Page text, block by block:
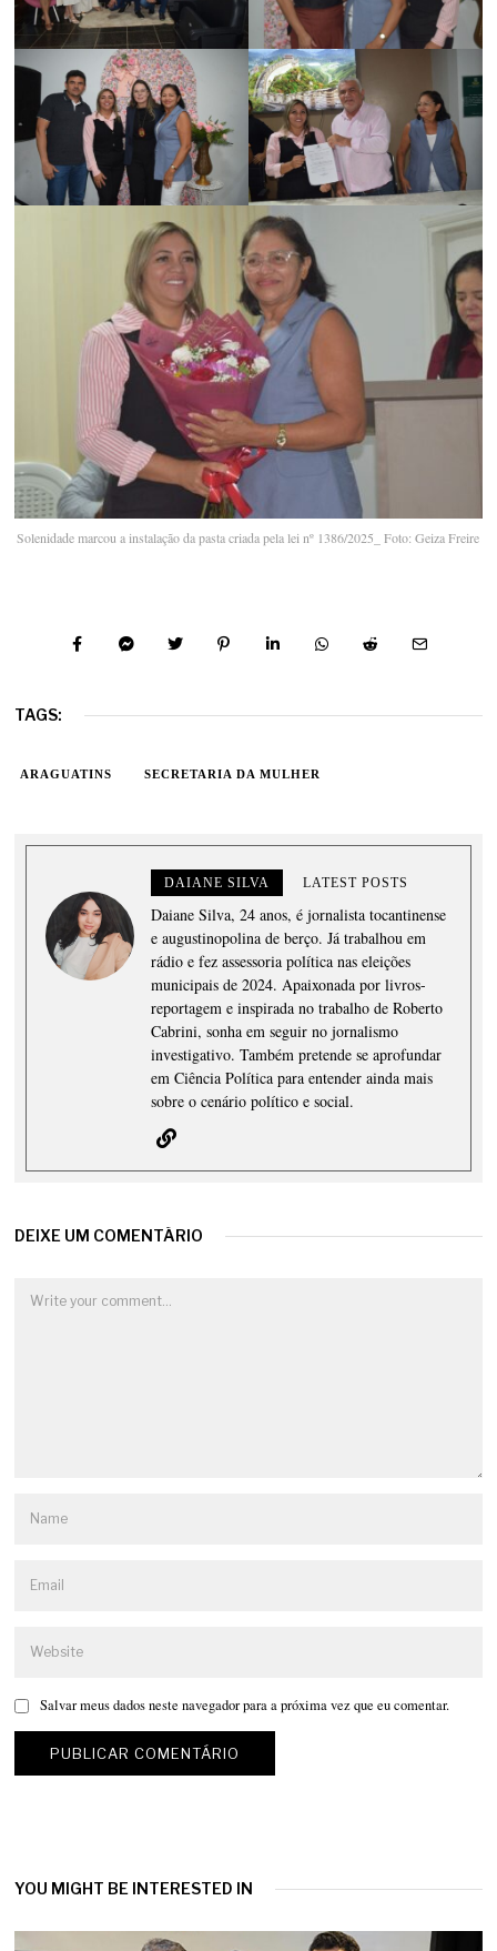
Solenidade marcou a instalação da pasta criada pela lei nº 1386/2025_ Foto: Geiza Freire
TAGS:
ARAGUATINS SECRETARIA DA MULHER
DAIANE SILVA LATEST POSTS
Daiane Silva, 24 anos, é jornalista tocantinense
e augustinopolina de berço. Já trabalhou em
rádio e fez assessoria política nas eleições
municipais de 2024. Apaixonada por livros-
reportagem e inspirada no trabalho de Roberto
Cabrini, sonha em seguir no jornalismo
investigativo. Também pretende se aprofundar
em Ciência Política para entender ainda mais
sobre o cenário político e social.
DEIXE UM COMENTÁRIO
Salvar meus dados neste navegador para a próxima vez que eu comentar.
YOU MIGHT BE INTERESTED IN